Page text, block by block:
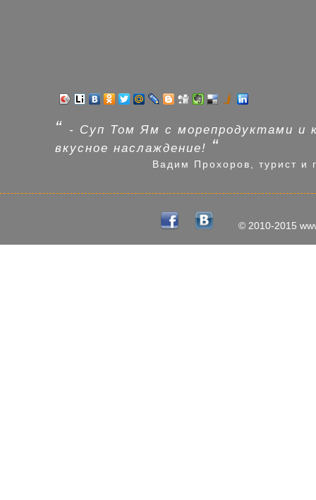
“ - Суп Том Ям с морепродуктами и
вкусное наслаждение! “
Вадим Прохоров, турист и
© 2010-2015